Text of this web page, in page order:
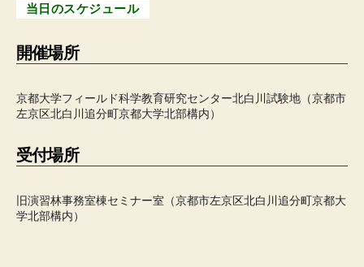
当日のスケジュール
開催場所
京都大学フィールド科学教育研究センター北白川試験地（京都市
左京区北白川追分町京都大学北部構内）
受付場所
旧演習林事務室棟セミナー室（京都市左京区北白川追分町京都大
学北部構内）